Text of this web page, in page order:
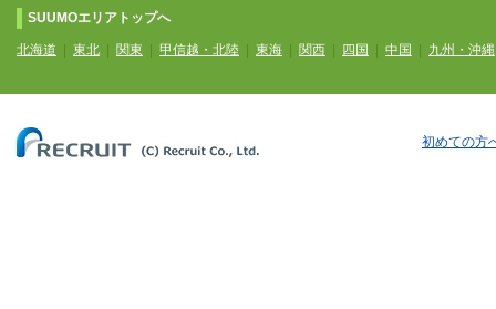
SUUMOエリアトップへ
北海道 東北 関東 甲信越・北陸 東海 関西 四国 中国 九州・沖縄
初めての方